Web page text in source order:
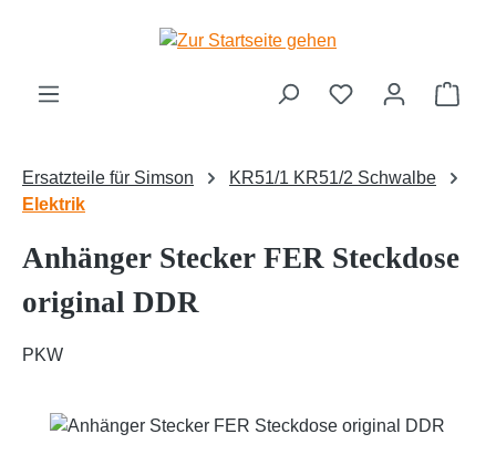
Zum Hauptinhalt springen
Ersatzteile für Simson
KR51/1 KR51/2 Schwalbe
Elektrik
Anhänger Stecker FER Steckdose
original DDR
PKW
Bildergalerie überspringen